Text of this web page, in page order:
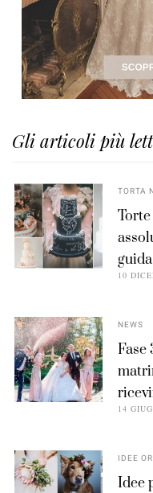
Gli articoli più
TORTA
10
NEWS
Fase
14
IDEE
Idee